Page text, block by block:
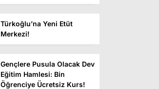
Türkoğlu’na Yeni Etüt
Merkezi!
Gençlere Pusula Olacak Dev
Eğitim Hamlesi: Bin
Öğrenciye Ücretsiz Kurs!